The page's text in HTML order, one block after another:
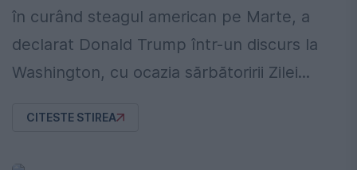
în curând steagul american pe Marte, a
declarat Donald Trump într-un discurs la
Washington, cu ocazia sărbătoririi Zilei...
CITESTE STIREA